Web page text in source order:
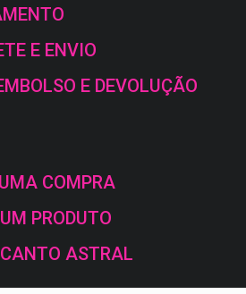
E ENVIO
E DEVOLUÇÃO
COMPRA
PRODUTO
ASTRAL